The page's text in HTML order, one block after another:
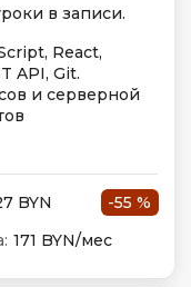
в записи.
React,
API, Git.
и серверной
BYN
-55 %
171 BYN/мес